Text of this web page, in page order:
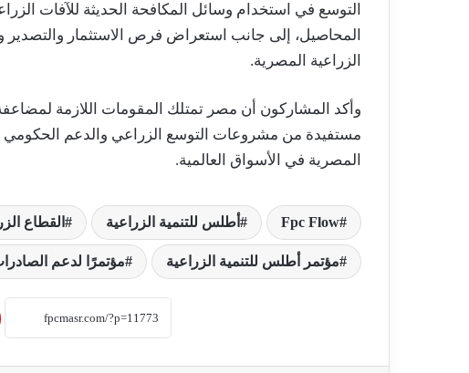
التوسع في استخدام وسائل المكافحة الحديثة للآفات
المحاصيل، إلى جانب استعراض فرص الاستثمار والتصدير
الزراعية المصرية.
وأكد المشاركون أن مصر تمتلك المقومات اللازمة لمضاعفة
مستفيدة من مشروعات التوسع الزراعي والدعم الحكومي
المصرية في الأسواق العالمية.
Fpc Flow أطلس للتنمية الزراعية القطاع
مؤتمر أطلس للتنمية الزراعية مؤتمرًا لدعم